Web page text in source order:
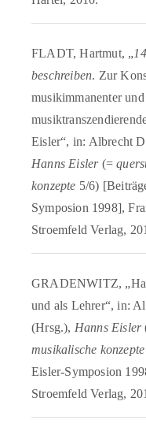
FLADT, Hartmut, „
beschreiben. Zur
musikimmanenter und
Eisler“, in: Albrecht
Hanns Eisler(=
konzepte 5/6)
Symposion 1998],
Stroemfeld Verlag,
GRADENWITZ,
und als Lehrer“, in:
(Hrsg.), Hanns Eisler
musikalische konzepte
Eisler-Symposion
Stroemfeld Verlag,